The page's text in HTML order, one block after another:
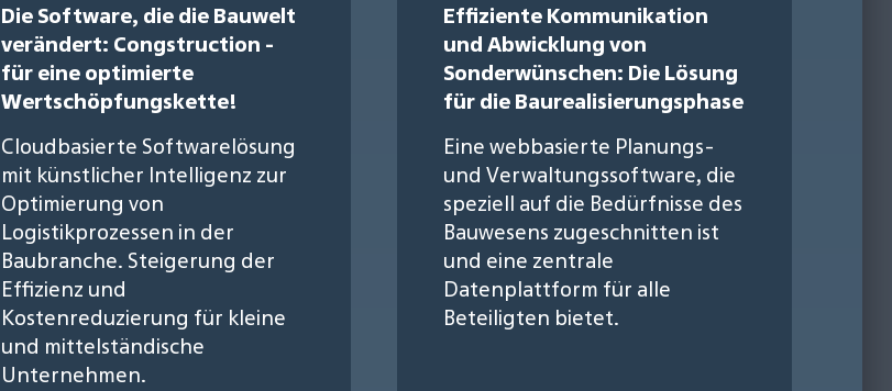
Die Software, die die Bauwelt
verändert: Congstruction -
für eine optimierte
Wertschöpfungskette!
Cloudbasierte Softwarelösung
mit künstlicher Intelligenz zur
Optimierung von
Logistikprozessen in der
Baubranche. Steigerung der
Effizienz und
Kostenreduzierung für kleine
und mittelständische
Unternehmen.
Effiziente Kommunikation
und Abwicklung von
Sonderwünschen: Die Lösung
für die Baurealisierungsphase
Eine webbasierte Planungs-
und Verwaltungssoftware, die
speziell auf die Bedürfnisse des
Bauwesens zugeschnitten ist
und eine zentrale
Datenplattform für alle
Beteiligten bietet.